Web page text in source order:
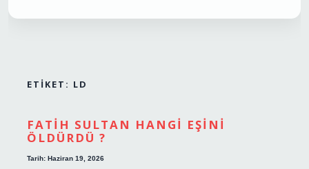
ETIKET: LD
FATIH SULTAN HANGI EŞINI
ÖLDÜRDÜ ?
Tarih: Haziran 19, 2026